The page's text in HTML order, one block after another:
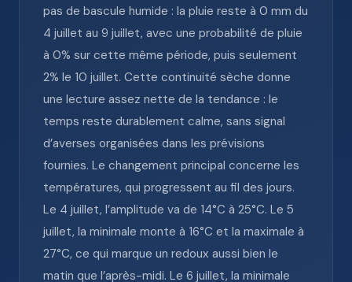
pas de bascule humide : la pluie reste à 0 mm du
4 juillet au 9 juillet, avec une probabilité de pluie
à 0% sur cette même période, puis seulement
2% le 10 juillet. Cette continuité sèche donne
une lecture assez nette de la tendance : le
temps reste durablement calme, sans signal
d’averses organisées dans les prévisions
fournies. Le changement principal concerne les
températures, qui progressent au fil des jours.
Le 4 juillet, l’amplitude va de 14°C à 25°C. Le 5
juillet, la minimale monte à 16°C et la maximale à
27°C, ce qui marque un redoux aussi bien le
matin que l’après-midi. Le 6 juillet, la minimale